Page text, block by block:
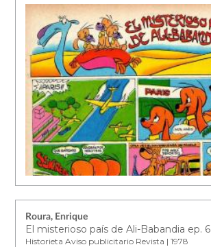
Roura, Enrique
El misterioso país de Ali-Babandia ep. 6
Historieta Aviso publicitario Revista | 1978